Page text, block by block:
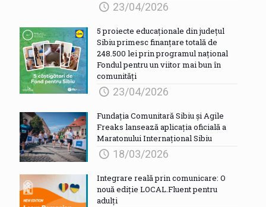
23/04/2026
5 proiecte educaționale din județul
Sibiu primesc finanțare totală de
248.500 lei prin programul național
Fondul pentru un viitor mai bun în
comunități
23/04/2026
Fundația Comunitară Sibiu și Agile
Freaks lansează aplicația oficială a
Maratonului Internațional Sibiu
18/03/2026
Integrare reală prin comunicare: O
nouă ediție LOCAL.Fluent pentru
adulți